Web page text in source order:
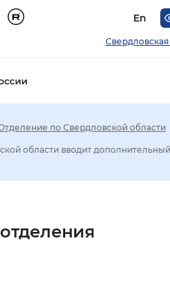
En
Свердловская
Увеличенный
по Свердловской области
области вводит